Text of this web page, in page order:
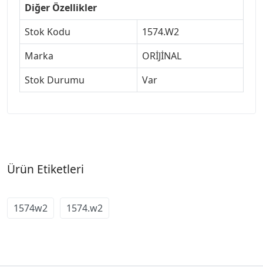
Diğer Özellikler
Stok Kodu
1574.W2
Marka
ORİJİNAL
Stok Durumu
Var
Ürün Etiketleri
1574w2 1574.w2